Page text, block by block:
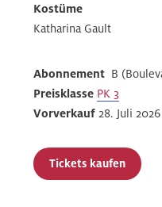
Kostüme
Katharina Gault
Abonnement B
Preisklasse PK 3
Vorverkauf28. Juli 2026
Tickets kaufen